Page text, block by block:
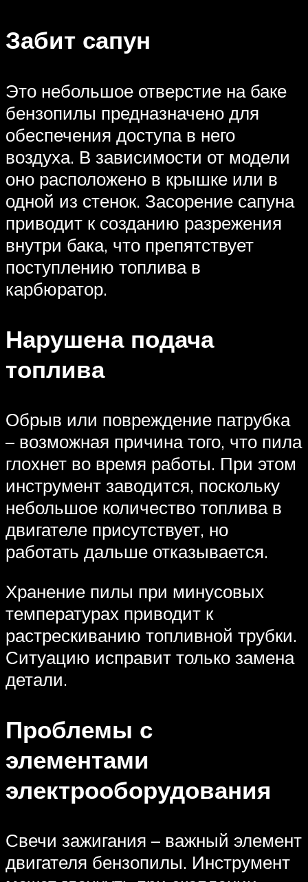
Забит сапун
Это небольшое отверстие на баке
бензопилы предназначено для
обеспечения доступа в него
воздуха. В зависимости от модели
оно расположено в крышке или в
одной из стенок. Засорение сапуна
приводит к созданию разрежения
внутри бака, что препятствует
поступлению топлива в
карбюратор.
Нарушена подача
топлива
Обрыв или повреждение патрубка
– возможная причина того, что пила
глохнет во время работы. При этом
инструмент заводится, поскольку
небольшое количество топлива в
двигателе присутствует, но
работать дальше отказывается.
Хранение пилы при минусовых
температурах приводит к
растрескиванию топливной трубки.
Ситуацию исправит только замена
детали.
Проблемы с
элементами
электрооборудования
Свечи зажигания – важный элемент
двигателя бензопилы. Инструмент